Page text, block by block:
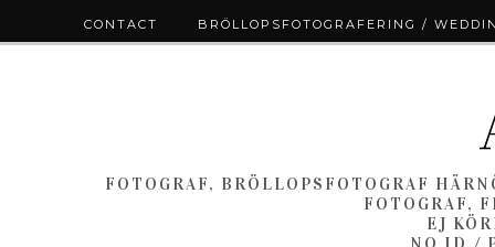
FOTOGRAF, BRÖLLOPSFOTOGRAF
FOTOGRAF,
EJ
CONTACT BRÖLLOPSFOTOGRAFERING /